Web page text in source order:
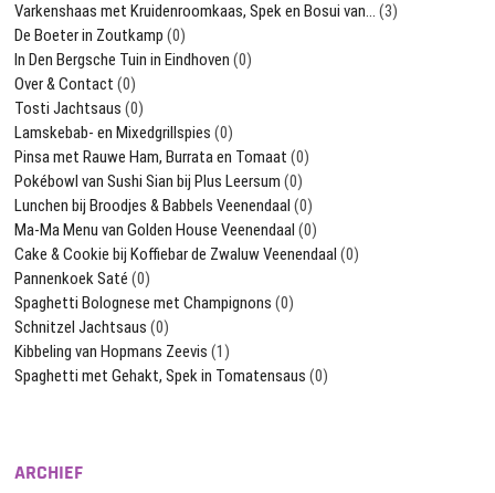
Varkenshaas met Kruidenroomkaas, Spek en Bosui van… (3)
De Boeter in Zoutkamp (0)
In Den Bergsche Tuin in Eindhoven (0)
Over & Contact (0)
Tosti Jachtsaus (0)
Lamskebab- en Mixedgrillspies (0)
Pinsa met Rauwe Ham, Burrata en Tomaat (0)
Pokébowl van Sushi Sian bij Plus Leersum (0)
Lunchen bij Broodjes & Babbels Veenendaal (0)
Ma-Ma Menu van Golden House Veenendaal (0)
Cake & Cookie bij Koffiebar de Zwaluw Veenendaal (0)
Pannenkoek Saté (0)
Spaghetti Bolognese met Champignons (0)
Schnitzel Jachtsaus (0)
Kibbeling van Hopmans Zeevis (1)
Spaghetti met Gehakt, Spek in Tomatensaus (0)
ARCHIEF